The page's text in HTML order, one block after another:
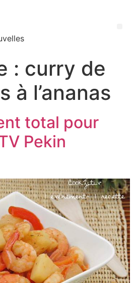
: curry de
à l’ananas
total pour
Pekin